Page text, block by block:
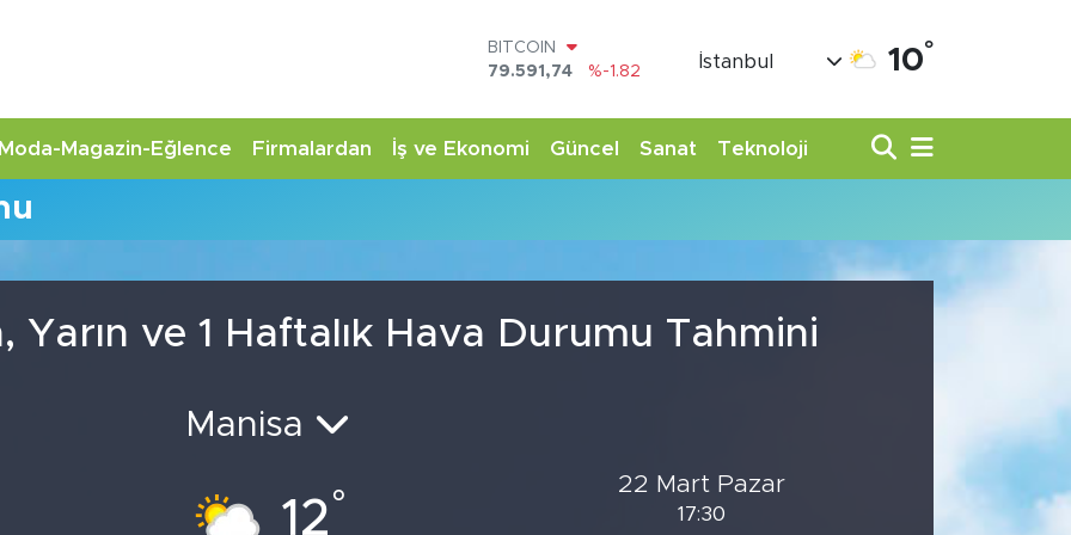
BITCOIN
79.591,74
%-1.82
45,43620
%0.02
EURO
BİST100
İstanbul 10°
Moda-Magazin-Eğlence Firmalardan İş ve Ekonomi Güncel Sanat Teknoloji
Yarın ve 1 Haftalık Hava Durumu Tahmini
Manisa
12°
22 Mart Pazar
17:30